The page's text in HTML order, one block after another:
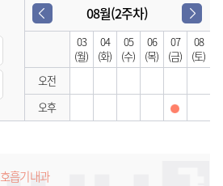
08월(2주차)
03
(월)
04
(화)
05
(수)
06
(목)
07
(금)
08
(토)
오전
오후
호흡기내과